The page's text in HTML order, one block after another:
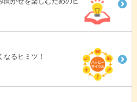
るヒミツ！